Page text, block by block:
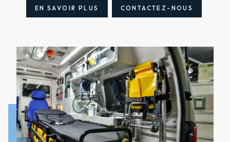
EN SAVOIR PLUS CONTACTEZ-NOUS